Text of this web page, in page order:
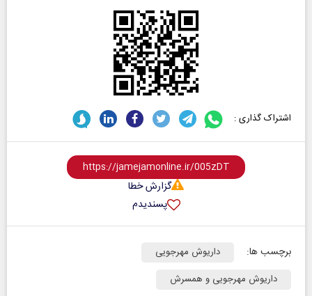
اشتراک گذاری :
گزارش خطا
پسندیدم
برچسب ها:
داریوش مهرجویی
داریوش مهرجویی و همسرش